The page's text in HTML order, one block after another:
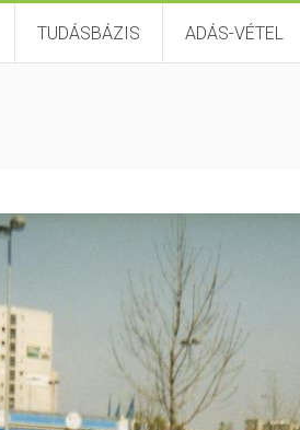
TUDÁSBÁZIS ADÁS-VÉTEL